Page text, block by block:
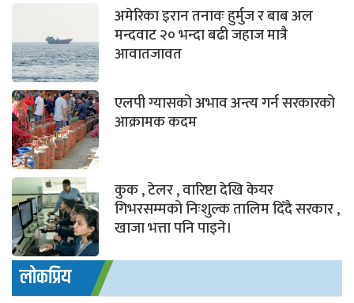
अमेरिका इरान तनावः हुर्मुज र बाब अल
मन्दवाट २० भन्दा बढी जहाज मात्रै
आवातजावत
एलपी ग्यासको अभाव अन्त्य गर्न सरकारको
आक्रामक कदम
कुक , टेलर , वारिष्टा देखि केयर
गिभरसम्मको निःशुल्क तालिम दिँदै सरकार ,
खाजा भत्ता पनि पाइने।
लोकप्रिय